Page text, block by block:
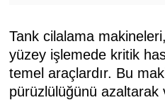
Tank cilalama
yüzey işlemede kritik
temel araçlardır. Bu
pürüzlülüğünü azaltarak